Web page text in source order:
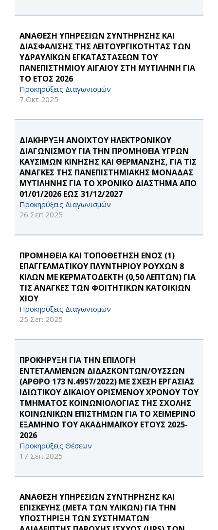
ΑΝΑΘΕΣΗ ΥΠΗΡΕΣΙΩΝ ΣΥΝΤΗΡΗΣΗΣ ΚΑΙ
ΔΙΑΣΦΑΛΙΣΗΣ ΤΗΣ ΛΕΙΤΟΥΡΓΙΚΟΤΗΤΑΣ ΤΩΝ
ΥΔΡΑΥΛΙΚΩΝ ΕΓΚΑΤΑΣΤΑΣΕΩΝ ΤΟΥ
ΠΑΝΕΠΙΣΤΗΜΙΟΥ ΑΙΓΑΙΟΥ ΣΤΗ ΜΥΤΙΛΗΝΗ ΓΙΑ
ΤΟ ΕΤΟΣ 2026
Προκηρύξεις Διαγωνισμών
7 Οκτ 2025
ΔΙΑΚΗΡΥΞΗ ΑΝΟΙΧΤΟΥ ΗΛΕΚΤΡΟΝΙΚΟΥ
ΔΙΑΓΩΝΙΣΜΟΥ ΓΙΑ ΤΗΝ ΠΡΟΜΗΘΕΙΑ ΥΓΡΩΝ
ΚΑΥΣΙΜΩΝ ΚΙΝΗΣΗΣ ΚΑΙ ΘΕΡΜΑΝΣΗΣ, ΓΙΑ ΤΙΣ
ΑΝΑΓΚΕΣ ΤΗΣ ΠΑΝΕΠΙΣΤΗΜΙΑΚΗΣ ΜΟΝΑΔΑΣ
ΜΥΤΙΛΗΝΗΣ ΓΙΑ ΤΟ ΧΡΟΝΙΚΟ ΔΙΑΣΤΗΜΑ ΑΠΟ
01/01/2026 ΕΩΣ 31/12/2027
Προκηρύξεις Διαγωνισμών
26 Σεπ 2025
ΠΡΟΜΗΘΕΙΑ ΚΑΙ ΤΟΠΟΘΕΤΗΣΗ ΕΝΟΣ (1)
ΕΠΑΓΓΕΛΜΑΤΙΚΟΥ ΠΛΥΝΤΗΡΙΟΥ ΡΟΥΧΩΝ 8
ΚΙΛΩΝ ΜΕ ΚΕΡΜΑΤΟΔΕΚΤΗ (0,50 ΛΕΠΤΩΝ) ΓΙΑ
ΤΙΣ ΑΝΑΓΚΕΣ ΤΩΝ ΦΟΙΤΗΤΙΚΩΝ ΚΑΤΟΙΚΙΩΝ
ΧΙΟΥ
Προκηρύξεις Διαγωνισμών
25 Σεπ 2025
ΠΡΟΚΗΡΥΞΗ ΓΙΑ ΤΗΝ ΕΠΙΛΟΓΗ
ΕΝΤΕΤΑΛΜΕΝΩΝ ΔΙΔΑΣΚΟΝΤΩΝ/ΟΥΣΣΩΝ
(ΑΡΘΡΟ 173 Ν.4957/2022) ΜΕ ΣΧΕΣΗ ΕΡΓΑΣΙΑΣ
ΙΔΙΩΤΙΚΟΥ ΔΙΚΑΙΟΥ ΟΡΙΣΜΕΝΟΥ ΧΡΟΝΟΥ ΤΟΥ
ΤΜΗΜΑΤΟΣ ΚΟΙΝΩΝΙΟΛΟΓΙΑΣ ΤΗΣ ΣΧΟΛΗΣ
ΚΟΙΝΩΝΙΚΩΝ ΕΠΙΣΤΗΜΩΝ ΓΙΑ ΤΟ ΧΕΙΜΕΡΙΝΟ
ΕΞΑΜΗΝΟ ΤΟΥ ΑΚΑΔΗΜΑΪΚΟΥ ΕΤΟΥΣ 2025-
2026
Προκηρύξεις Θέσεων
17 Σεπ 2025
ΑΝΑΘΕΣΗ ΥΠΗΡΕΣΙΩΝ ΣΥΝΤΗΡΗΣΗΣ ΚΑΙ
ΕΠΙΣΚΕΥΗΣ (ΜΕΤΑ ΤΩΝ ΥΛΙΚΩΝ) ΓΙΑ ΤΗΝ
ΥΠΟΣΤΗΡΙΞΗ ΤΩΝ ΣΥΣΤΗΜΑΤΩΝ